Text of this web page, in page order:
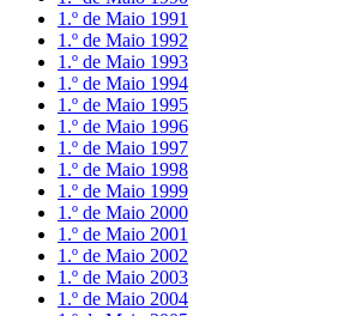
1.º de Maio 1991
1.º de Maio 1992
1.º de Maio 1993
1.º de Maio 1994
1.º de Maio 1995
1.º de Maio 1996
1.º de Maio 1997
1.º de Maio 1998
1.º de Maio 1999
1.º de Maio 2000
1.º de Maio 2001
1.º de Maio 2002
1.º de Maio 2003
1.º de Maio 2004